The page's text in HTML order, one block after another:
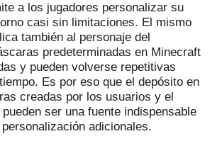
a los jugadores personalizar su
casi sin limitaciones. El mismo
también al personaje del
predeterminadas en Minecraft
y pueden volverse repetitivas
Es por eso que el depósito en
creadas por los usuarios y el
ser una fuente indispensable
adicionales.